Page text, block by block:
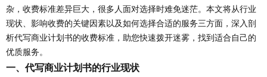
杂，收费标准差异巨大，很多人面对选择时难免迷茫。本文将从行业
现状、影响收费的关键因素以及如何选择合适的服务三方面，深入剖
析代写商业计划书的收费标准，助您快速拨开迷雾，找到适合自己的
优质服务。
一、代写商业计划书的行业现状